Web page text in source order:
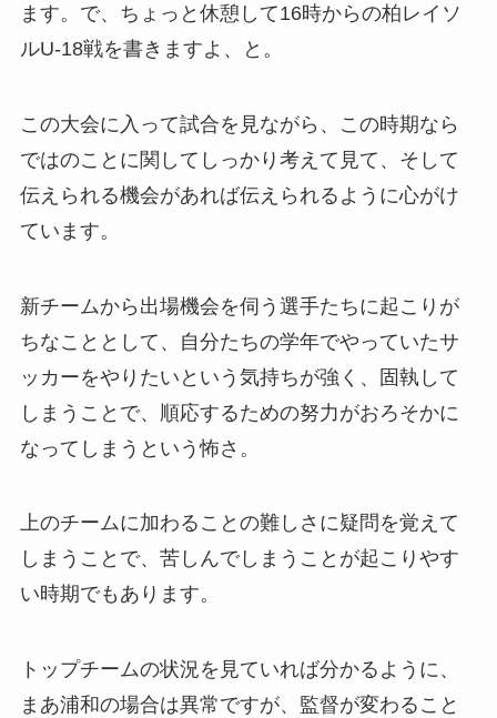
ます。で、ちょっと休憩して16時からの柏レイソ
ルU-18戦を書きますよ、と。
この大会に入って試合を見ながら、この時期なら
ではのことに関してしっかり考えて見て、そして
伝えられる機会があれば伝えられるように心がけ
ています。
新チームから出場機会を伺う選手たちに起こりが
ちなこととして、自分たちの学年でやっていたサ
ッカーをやりたいという気持ちが強く、固執して
しまうことで、順応するための努力がおろそかに
なってしまうという怖さ。
上のチームに加わることの難しさに疑問を覚えて
しまうことで、苦しんでしまうことが起こりやす
い時期でもあります。
トップチームの状況を見ていれば分かるように、
まあ浦和の場合は異常ですが、監督が変わること